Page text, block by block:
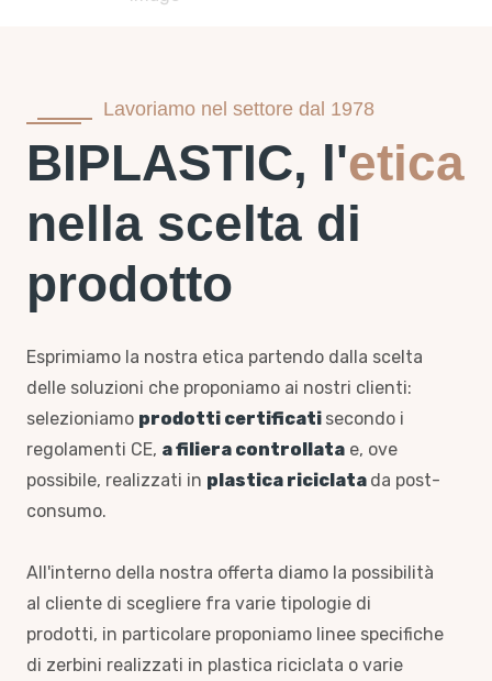
Lavoriamo nel settore dal 1978
BIPLASTIC, l'etica
nella scelta di
prodotto
Esprimiamo la nostra etica partendo dalla scelta
delle soluzioni che proponiamo ai nostri clienti:
selezioniamo prodotti certificati secondo i
regolamenti CE, a filiera controllata e, ove
possibile, realizzati in plastica riciclata da post-
consumo.
All'interno della nostra offerta diamo la possibilità
al cliente di scegliere fra varie tipologie di
prodotti, in particolare proponiamo linee specifiche
di zerbini realizzati in plastica riciclata o varie